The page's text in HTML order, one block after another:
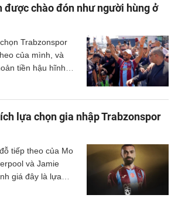
được chào đón như người hùng ở
Trabzonspor
của mình, và
tiền hậu hĩnh
đến Thổ Nhĩ Kỳ.
lựa chọn gia nhập Trabzonspor
tiếp theo của Mo
và Jamie
giá đây là lựa
vẫn còn quá giỏi.